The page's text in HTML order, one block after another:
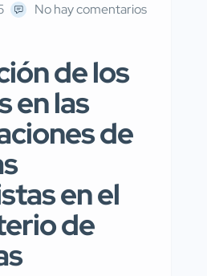
No hay comentarios
de los
en las
de
en el
de